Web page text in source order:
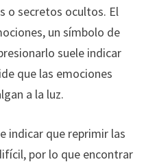
o secretos ocultos. El
un símbolo de
suele indicar
que las emociones
a la luz.
indicar que reprimir las
por lo que encontrar